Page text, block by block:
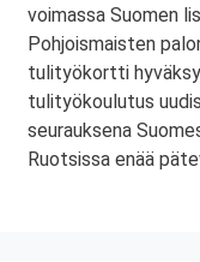
voimassa Suomen
Pohjoismaisten
tulityökortti
tulityökoulutus
seurauksena
Ruotsissa enää